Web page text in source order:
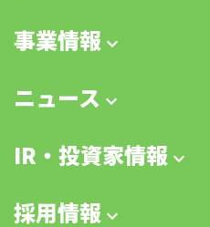
事業情報
ニュース
IR・投資家情報
採用情報